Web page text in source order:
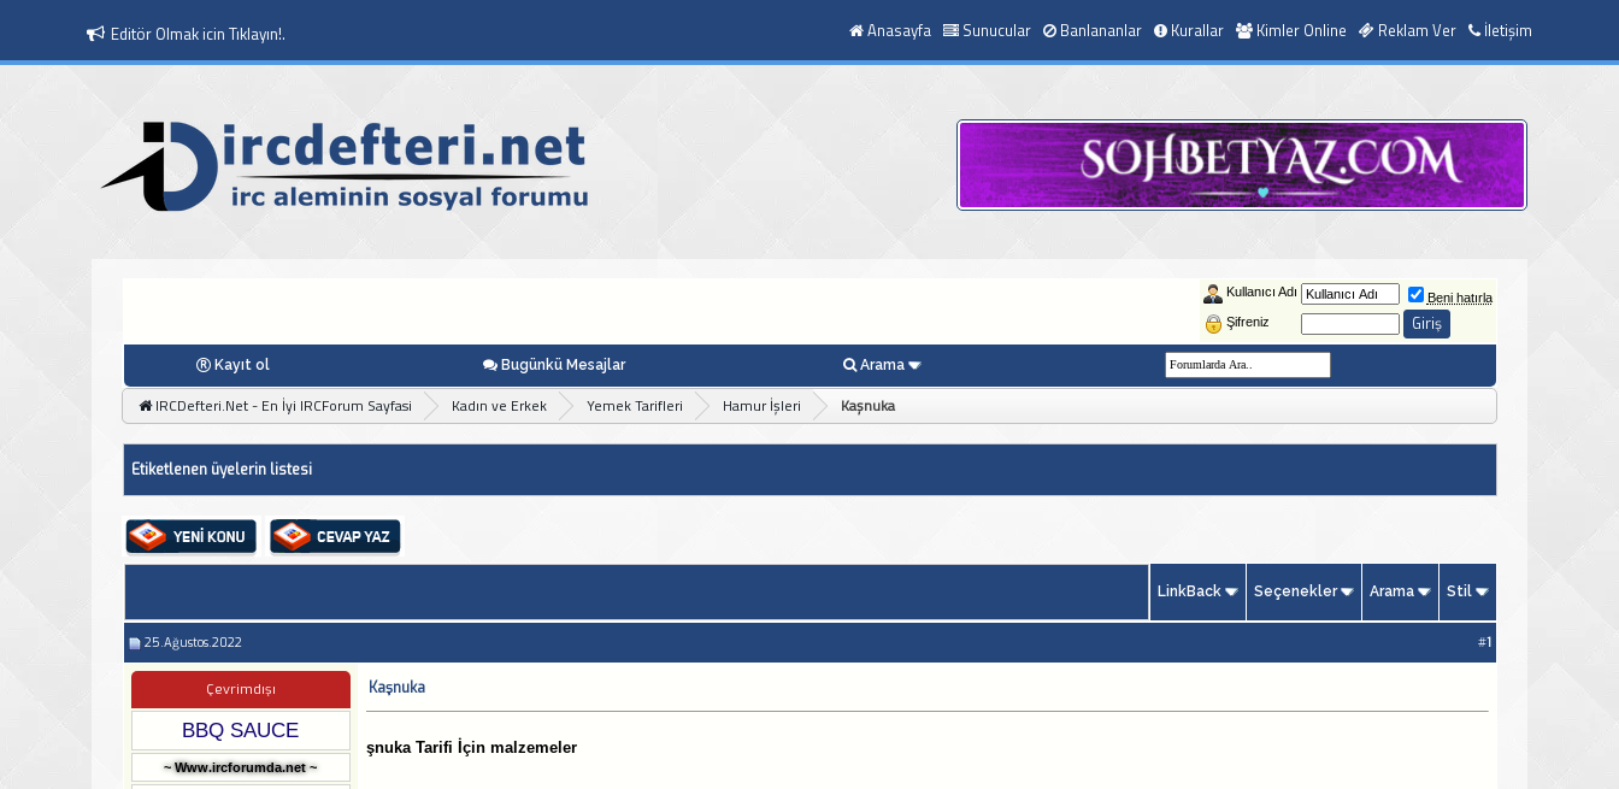
Editör Olmak icin Tıklayın!. Anasayfa Sunucular Banlananlar Kurallar Kimler Online Reklam Ver İletişim
Kullanıcı Adı
Beni hatırla
Şifreniz
Kayıt ol Bugünkü Mesajlar Arama
IRCDefteri.Net - En İyi IRCForum Sayfasi Kadın ve Erkek Yemek Tarifleri Hamur İşleri Kaşnuka
Etiketlenen üyelerin listesi
LinkBack Seçenekler Arama Stil
25.Ağustos.2022 #1
Çevrimdışı
BBQ SAUCE
~ Www.ircforumda.net ~
Kaşnuka
şnuka Tarifi İçin malzemeler